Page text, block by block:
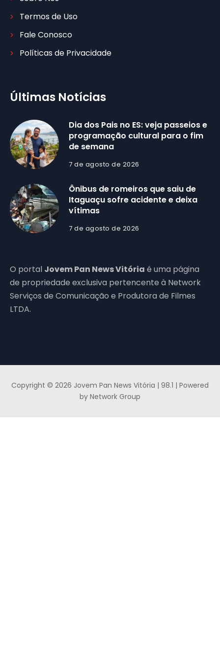
Termos de Uso
Fale Conosco
Políticas de Privacidade
Últimas Notícias
Dia dos Pais no ES: veja passeios e
programação cultural para o fim
de semana
7 de agosto de 2026
Ônibus de romeiros que saiu de
Itaguaçu sofre acidente e deixa
vítimas
7 de agosto de 2026
O portal Jovem Pan News Vitória é uma página
de propriedade exclusiva pertencente à Network
Serviços de Comunicação e Produtora de Filmes
LTDA.
Copyright © 2026 Jovem Pan News Vitória | 98.1 | Powered
by Network Group